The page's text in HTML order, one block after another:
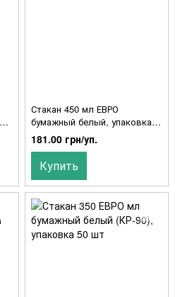
Стакан 450 мл ЕВРО
бумажный белый, упаковка
50 шт 014600019
181.00 грн/уп.
Купить